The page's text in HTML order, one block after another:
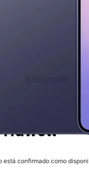
Ultra
en
Tidwell
está confirmado como